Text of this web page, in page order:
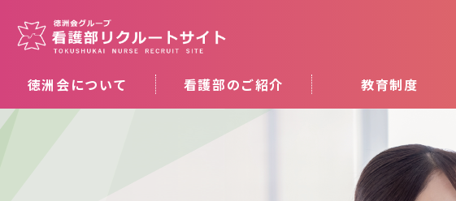
徳洲会について 看護部のご紹介 教育制度